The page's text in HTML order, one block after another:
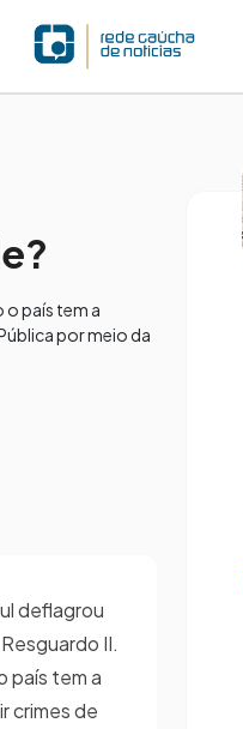
o país tem a
por meio da
deflagrou
II.
país tem a
crimes de